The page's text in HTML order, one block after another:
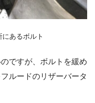
あるボルト
ですが、ボルトを緩め
ルードのリザーバータ